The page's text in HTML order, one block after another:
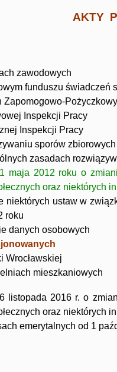
AKTY
zawodowych
funduszu świadczeń
Zapomogowo-
Inspekcji Pracy
Inspekcji Pracy
sporów zbiorowych
zasadach
maja 2012 roku o
oraz niektórych
niektórych ustaw w
roku
danych osobowych
Wrocławskiej
mieszkaniowych
listopada 2016 r. o
oraz niektórych
emerytalnych od 1